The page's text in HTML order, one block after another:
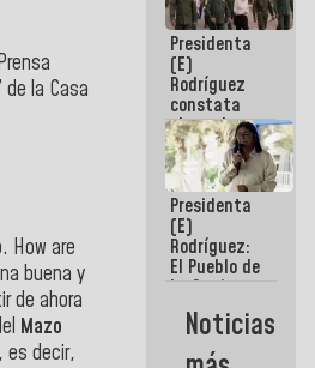
la Casa
How are
buena y
de ahora
Mazo
, es decir,
turístico
para La
Guaira
Presidenta
(E)
Rodríguez
constata
obras de
rehabilitación
de Escuela
Militar de
Mamo en La
Guaira
Presidenta
(E)
Rodríguez:
El Pueblo de
La Guaira
siempre
estará
acompañada
Noticias